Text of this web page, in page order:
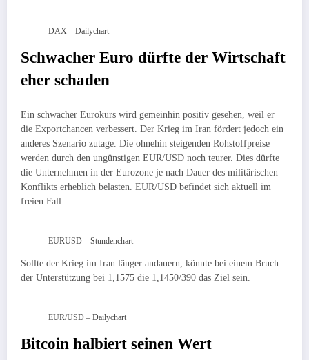
DAX – Dailychart
Schwacher Euro dürfte der Wirtschaft
eher schaden
Ein schwacher Eurokurs wird gemeinhin positiv gesehen, weil er
die Exportchancen verbessert. Der Krieg im Iran fördert jedoch ein
anderes Szenario zutage. Die ohnehin steigenden Rohstoffpreise
werden durch den ungünstigen EUR/USD noch teurer. Dies dürfte
die Unternehmen in der Eurozone je nach Dauer des militärischen
Konflikts erheblich belasten. EUR/USD befindet sich aktuell im
freien Fall.
EURUSD – Stundenchart
Sollte der Krieg im Iran länger andauern, könnte bei einem Bruch
der Unterstützung bei 1,1575 die 1,1450/390 das Ziel sein.
EUR/USD – Dailychart
Bitcoin halbiert seinen Wert